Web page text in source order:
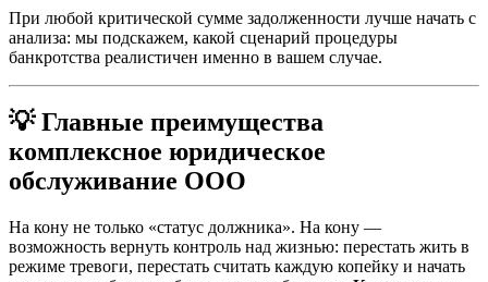
При любой критической сумме задолженности лучше начать с
анализа: мы подскажем, какой сценарий процедуры
банкротства реалистичен именно в вашем случае.
💡 Главные преимущества
комплексное юридическое
обслуживание ООО
На кону не только «статус должника». На кону —
возможность вернуть контроль над жизнью: перестать жить в
режиме тревоги, перестать считать каждую копейку и начать